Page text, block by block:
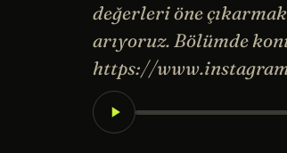
değerleri öne
arıyoruz. Bölümde
https://